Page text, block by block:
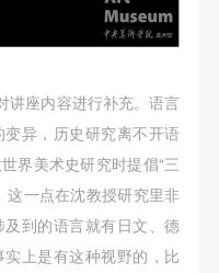
讲座内容进行补充。语言
异，历史研究离不开语
界美术史研究时提倡“三
这一点在沈教授研究里非
到的语言就有日文、德
上是有这种视野的，比